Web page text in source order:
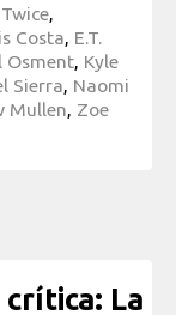
,
Costa, E.T.
Osment, Kyle
Sierra, Naomi
Mullen, Zoe
crítica: La